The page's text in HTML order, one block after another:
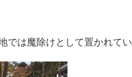
では魔除けとして置かれてい